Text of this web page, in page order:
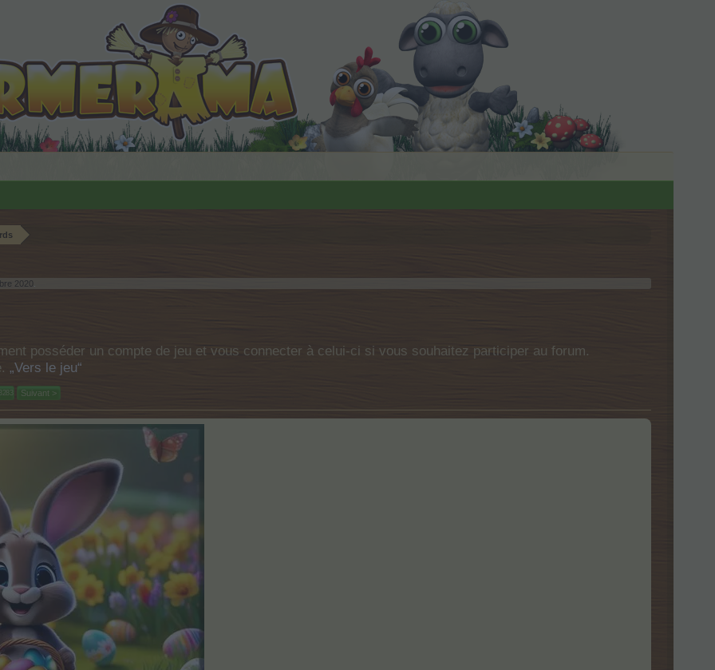
2020
posséder un compte de jeu et vous connecter à celui-ci si vous souhaitez participer au forum.
„Vers le jeu“
3283 Suivant >